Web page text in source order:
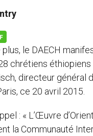
e
b
o
k
plus, le DAECH
chrétiens
directeur général
ce 20 avril 2015.
: « L’Œuvre
la Communauté